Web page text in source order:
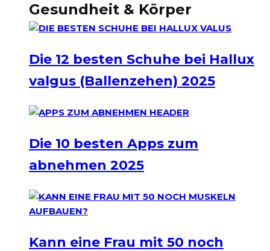
Gesundheit & Körper
Die 12 besten Schuhe bei Hallux
valgus (Ballenzehen) 2025
Die 10 besten Apps zum
abnehmen 2025
Kann eine Frau mit 50 noch